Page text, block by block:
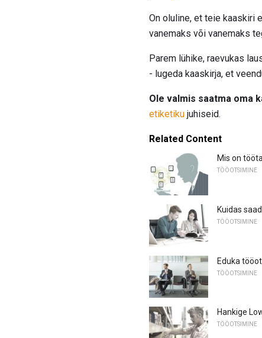
On oluline, et teie kaaskiri
vanemaks või vanemaks
Parem lühike, raevukas
- lugeda kaaskirja, et
Ole valmis saatma oma
etiketiku juhiseid.
Related Content
Mis on
TÖÖOTSIMINE
Kuidas
TÖÖOTSIMINE
Eduka
TÖÖOTSIMINE
Hankige
TÖÖOTSIMINE